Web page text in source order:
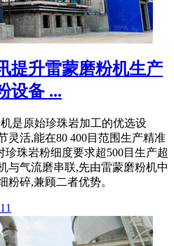
提升雷蒙磨粉机生产
设备 ...
是原始珍珠岩加工的优选设
灵活,能在80 400目范围生产精准
珠岩粉细度要求超500目生产超
与气流磨串联,先由雷蒙磨粉机中
粉碎,兼顾二者优势。